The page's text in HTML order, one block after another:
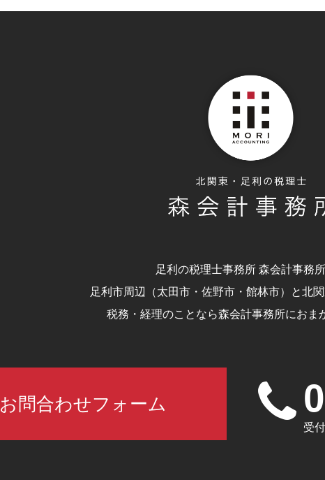
足利の税理士事務所 森会計事務所
足利市周辺（太田市・佐野市・館林市）と北関
税務・経理のことなら森会計事務所におま
お問合わせフォーム
受